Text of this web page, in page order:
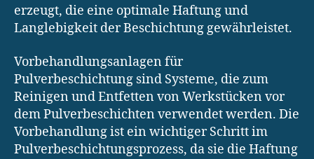
erzeugt, die eine optimale Haftung und
Langlebigkeit der Beschichtung gewährleistet.
Vorbehandlungsanlagen für
Pulverbeschichtung sind Systeme, die zum
Reinigen und Entfetten von Werkstücken vor
dem Pulverbeschichten verwendet werden. Die
Vorbehandlung ist ein wichtiger Schritt im
Pulverbeschichtungsprozess, da sie die Haftung